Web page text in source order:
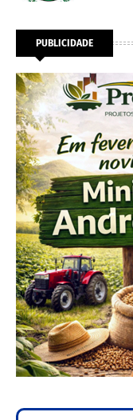
PUBLICIDADE